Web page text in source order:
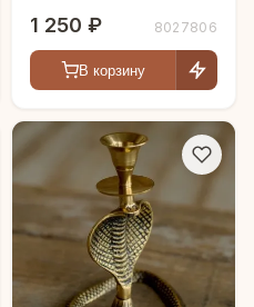
1 250 ₽ 8027806
В корзину